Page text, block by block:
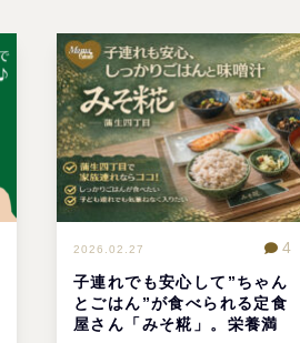
2026.02.27
子連れでも安心して”ちゃん
とごはん”が食べられる定食
屋さん「みそ糀」。栄養満
4